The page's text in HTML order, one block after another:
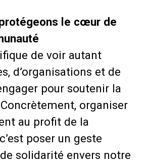
le cœur de
de voir autant
d’organisations et de
pour soutenir la
organiser
au profit de la
poser un geste
solidarité envers notre